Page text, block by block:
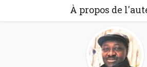
À propos de